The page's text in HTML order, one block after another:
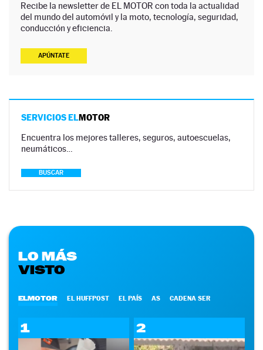
Recibe la newsletter de EL MOTOR con toda la actualidad
del mundo del automóvil y la moto, tecnología, seguridad,
conducción y eficiencia.
APÚNTATE
SERVICIOS ELMOTOR
Encuentra los mejores talleres, seguros, autoescuelas,
neumáticos…
BUSCAR
LO MÁS
VISTO
ELMOTOR EL HUFFPOST EL PAÍS AS CADENA SER
1 2